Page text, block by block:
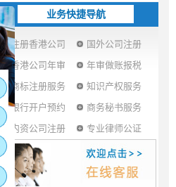
业务快捷导航
注册香港公司
国外公司注册
香港公司年审
年审做账报税
商标注册服务
知识产权服务
银行开户预约
商务秘书服务
内资公司注册
专业律师公证